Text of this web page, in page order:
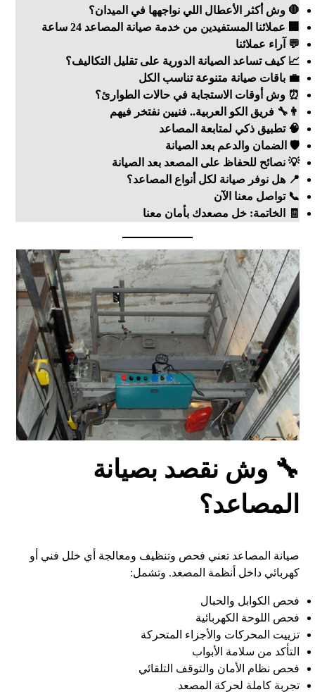
🛑 وش أكثر الأعطال اللي نواجهها في الميدان؟
🏢 عملائنا المستفيدين من خدمة صيانة المصاعد 24 ساعة
💬 آراء عملائنا
📈 كيف تساعد الصيانة الدورية على تقليل التكاليف؟
💼 باقات صيانة متنوعة تناسب الكل
⏰ وش أوقات الاستجابة في حالات الطوارئ؟
👨‍🔧 فريق الكو العربية.. فنيين نفتخر فيهم
🧠 تطبيق ذكي لمتابعة المصاعد
🛡️ الضمان والدعم بعد الصيانة
💡 نصائح للحفاظ على المصعد بعد الصيانة
📍 هل نوفر صيانة لكل أنواع المصاعد؟
📞 تواصل معنا الآن
🧾 الخاتمة: خل مصعدك بأمان معنا
🔧 وش نقصد بصيانة
المصاعد؟
صيانة المصاعد تعني فحص وتنظيف ومعالجة أي خلل فني أو
كهربائي داخل أنظمة المصعد. وتشمل:
فحص الكوابل والحبال
فحص اللوحة الكهربائية
تزييت المحركات والأجزاء المتحركة
التأكد من سلامة الأبواب
فحص نظام الأمان والتوقف التلقائي
تجربة كاملة لحركة المصعد